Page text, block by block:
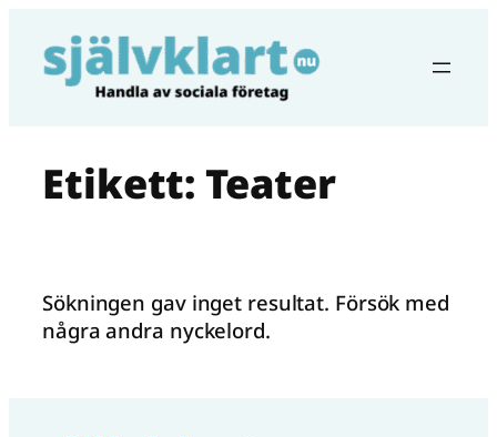
innehåll
Etikett: Teater
Sökningen gav inget resultat. Försök med
några andra nyckelord.